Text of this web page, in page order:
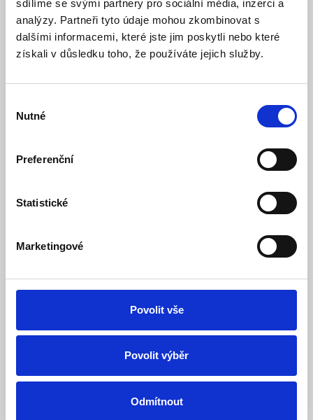
sdílíme se svými partnery pro sociální média, inzerci a
analýzy. Partneři tyto údaje mohou zkombinovat s
dalšími informacemi, které jste jim poskytli nebo které
získali v důsledku toho, že používáte jejich služby.
souhlasu
Nutné
Preferenční
Statistické
Marketingové
Povolit vše
Povolit výběr
Odmítnout
10000mAh, 35W s kabelem USB-C černá
2 490 Kč
Detail Do košíku
Bezdrátová powerbanka Baseus AM41 Qi2